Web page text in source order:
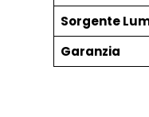
Sorgente
Garanzia